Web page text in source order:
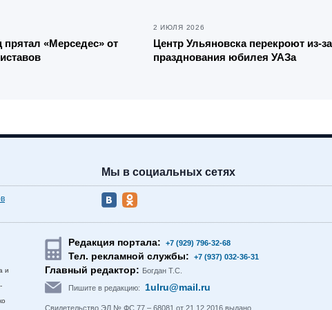
прятал «Мерседес» от
2 ИЮЛЯ 2026
Центр Ульяновска перекроют из-за
празднования юбилея УАЗа
Мы в социальных сетях
и
Редакция портала: +7 (929) 796-32-68
Тел. рекламной службы: +7 (937) 032-36-31
Главный редактор: Богдан Т.С.
Пишите в редакцию: 1ulru@mail.ru
Свидетельство ЭЛ № ФС 77 – 68081 от 21.12.2016 выдано